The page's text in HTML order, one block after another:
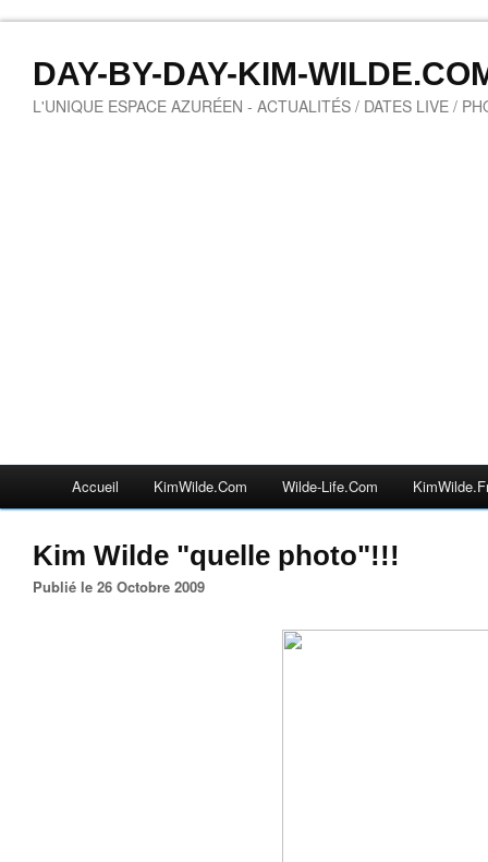
DAY-BY-DAY-KIM-
L'UNIQUE ESPACE AZURÉEN - ACTUALITÉS / DATES LIVE /
Accueil KimWilde.com Wilde-Life.com
Kim Wilde "quelle photo"!!!
Publié le 26 Octobre 2009